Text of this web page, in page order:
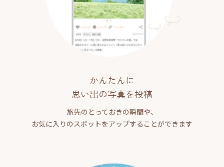
かんたんに
思い出の写真を投稿
旅先のとっておきの瞬間や、
お気に入りのスポットをアップすることができます